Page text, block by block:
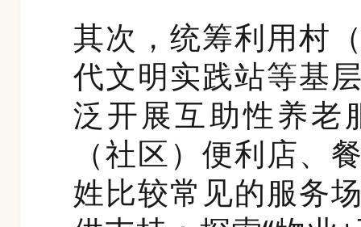
其次，统筹利用村
代文明实践站等基
泛开展互助性养老
（社区）便利店、
姓比较常见的服务